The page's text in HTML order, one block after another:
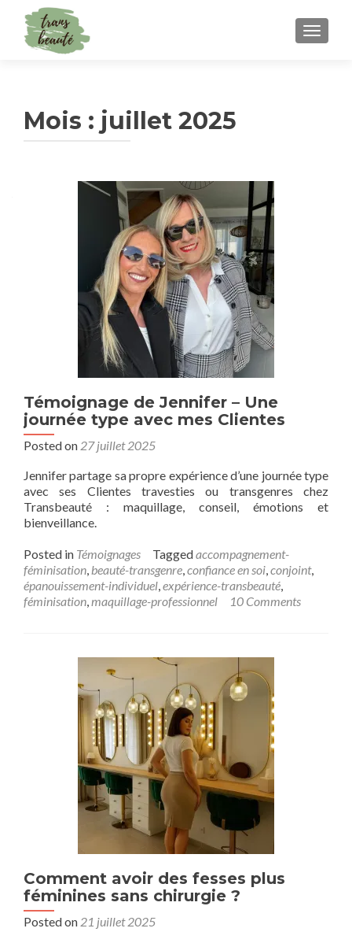
Mois : juillet 2025
Témoignage de Jennifer – Une
journée type avec mes Clientes
Posted on 27 juillet 2025
Jennifer partage sa propre expérience d’une journée type
avec ses Clientes travesties ou transgenres chez
Transbeauté : maquillage, conseil, émotions et
bienveillance.
Posted in Témoignages Taggedaccompagnement-
féminisation, beauté-transgenre,confiance en soi,conjoint,
épanouissement-individuel,expérience-transbeauté,
féminisation,maquillage-professionnel 10 Comments
Comment avoir des fesses plus
féminines sans chirurgie ?
Posted on 21 juillet 2025